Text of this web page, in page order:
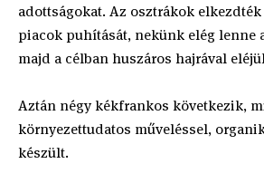
adottságokat. Az osztrákok
piacok puhítását, nekünk elég lenne
majd a célban huszáros hajrával
Aztán négy kékfrankos következik,
környezettudatos műveléssel,
készült.